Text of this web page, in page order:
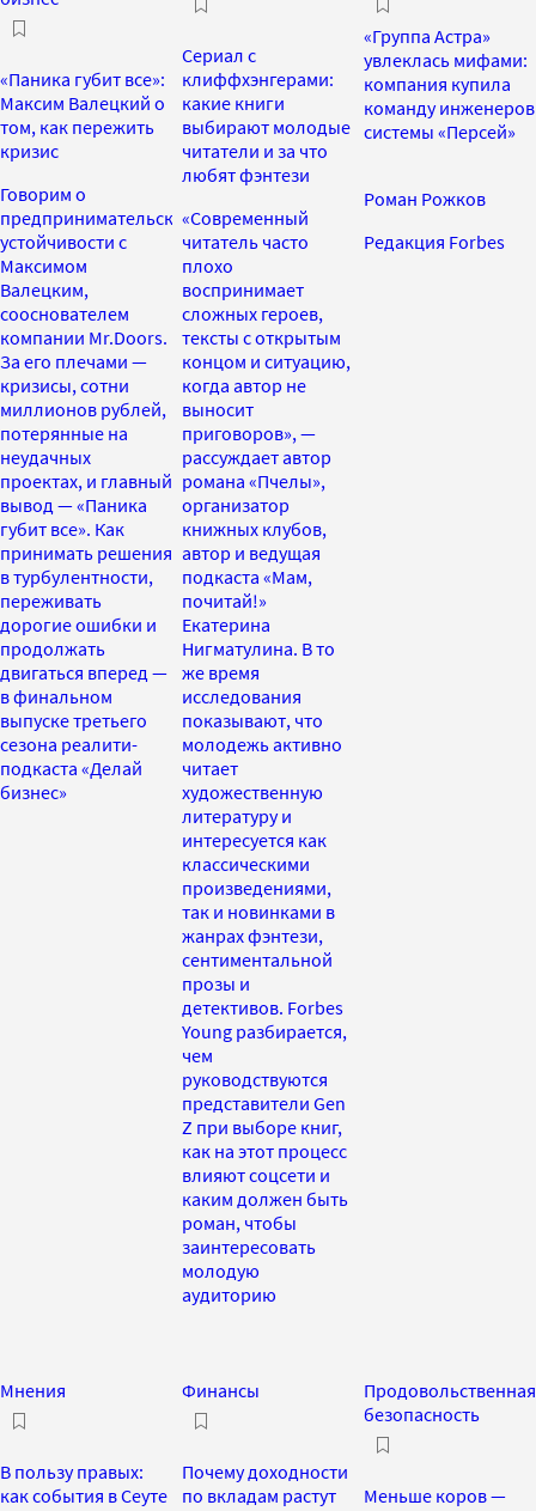
«Паника губит все»:
Максим Валецкий о
том, как пережить
кризис
Говорим о
предпринимательской
устойчивости с
Максимом
Валецким,
сооснователем
компании Mr.Doors.
За его плечами —
кризисы, сотни
миллионов рублей,
потерянные на
неудачных
проектах, и главный
вывод — «Паника
губит все». Как
принимать решения
в турбулентности,
переживать
дорогие ошибки и
продолжать
двигаться вперед —
в финальном
выпуске третьего
сезона реалити-
подкаста «Делай
бизнес»
Сериал с
клиффхэнгерами:
какие книги
выбирают молодые
читатели и за что
любят фэнтези
«Современный
читатель часто
плохо
воспринимает
сложных героев,
тексты с открытым
концом и ситуацию,
когда автор не
выносит
приговоров», —
рассуждает автор
романа «Пчелы»,
организатор
книжных клубов,
автор и ведущая
подкаста «Мам,
почитай!»
Екатерина
Нигматулина. В то
же время
исследования
показывают, что
молодежь активно
читает
художественную
литературу и
интересуется как
классическими
произведениями,
так и новинками в
жанрах фэнтези,
сентиментальной
прозы и
детективов. Forbes
Young разбирается,
чем
руководствуются
представители Gen
Z при выборе книг,
как на этот процесс
влияют соцсети и
каким должен быть
роман, чтобы
заинтересовать
молодую
аудиторию
«Группа Астра»
увлеклась мифами:
компания купила
команду инженеров
системы «Персей»
Роман Рожков
Редакция Forbes
Мнения
В пользу правых:
как события в Сеуте
Финансы
Почему доходности
по вкладам растут
Продовольственная
безопасность
Меньше коров —